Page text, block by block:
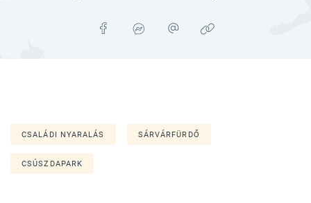
CSALÁDI NYARALÁS SÁRVÁRFÜRDŐ
CSÚSZDAPARK